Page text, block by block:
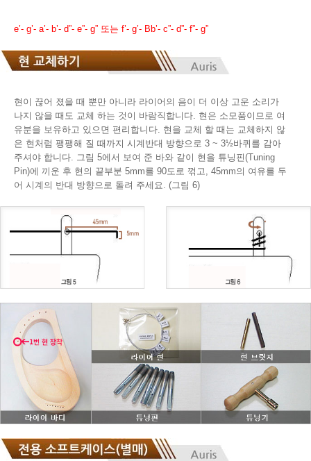
e’- g’- a’- b’- d”- e”- g” 또는 f’- g’- Bb’- c”- d”- f”- g”
현이 끊어 졌을 때 뿐만 아니라 라이어의 음이 더 이상 고운 소리가
나지 않을 때도 교체 하는 것이 바람직합니다. 현은 소모품이므로 여
유분을 보유하고 있으면 편리합니다. 현을 교체 할 때는 교체하지 않
은 현처럼 팽팽해 질 때까지 시계반대 방향으로 3 ~ 3½바퀴를 감아
주셔야 합니다. 그림 5에서 보여 준 바와 같이 현을 튜닝핀(Tuning
Pin)에 끼운 후 현의 끝부분 5mm를 90도로 꺾고, 45mm의 여유를 두
어 시계의 반대 방향으로 돌려 주세요. (그림 6)